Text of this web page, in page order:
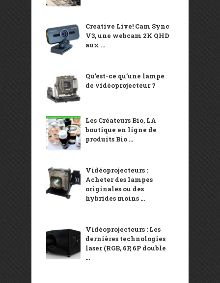
Creative Live! Cam Sync
V3, une webcam 2K QHD
aux ...
Qu’est-ce qu’une lampe
de vidéoprojecteur ?
Les Créateurs Bio, LA
boutique en ligne de
produits Bio ...
Vidéoprojecteurs :
Acheter des lampes
originales ou des
hybrides moins ...
Vidéoprojecteurs : Les
dernières technologies
laser (RGB, 6P, 6P double
...